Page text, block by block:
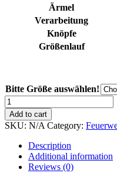
Ärmel
Verarbeitung
Knöpfe
Größenlauf
Bitte Größe auswählen!
College-
Sweatjacke
dunkel
blau/weiß
quantity
Add to cart
SKU: N/A Category:
Description
Additional information
Reviews (0)